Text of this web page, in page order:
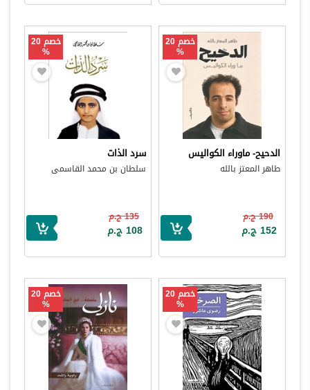
خصم 20
%
الدحيح- ماوراء الكواليس
طاهر المعتز بالله
190 ج.م
152 ج.م
خصم 20
%
سرد الذات
سلطان بن محمد القاسمى
135 ج.م
108 ج.م
خصم 20
%
خصم 20
%